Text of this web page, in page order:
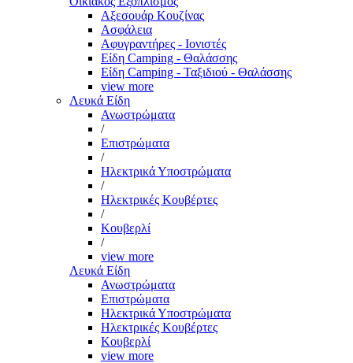
Αξεσουάρ Κουζίνας
Ασφάλεια
Αφυγραντήρες - Ιονιστές
Είδη Camping - Θαλάσσης
Είδη Camping - Ταξιδιού - Θαλάσσης
view more
Λευκά Είδη
Ανωστρώματα
/
Επιστρώματα
/
Ηλεκτρικά Υποστρώματα
/
Ηλεκτρικές Κουβέρτες
/
Κουβερλί
/
view more
Λευκά Είδη
Ανωστρώματα
Επιστρώματα
Ηλεκτρικά Υποστρώματα
Ηλεκτρικές Κουβέρτες
Κουβερλί
view more